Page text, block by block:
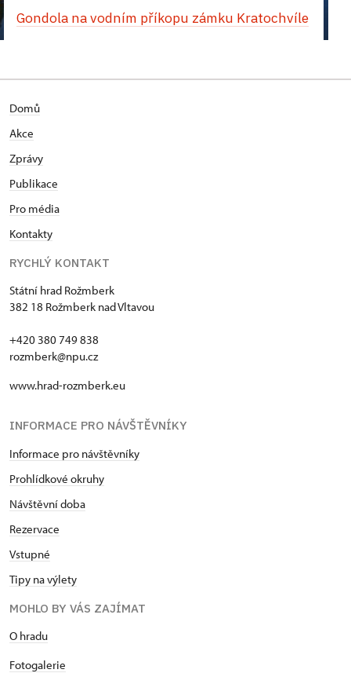
Gondola na vodním příkopu zámku Kratochvíle
Domů
Akce
Zprávy
Publikace
Pro média
Kontakty
RYCHLÝ KONTAKT
Státní hrad Rožmberk
382 18 Rožmberk nad Vltavou
+420 380 749 838
rozmberk@npu.cz
www.hrad-rozmberk.eu
INFORMACE PRO NÁVŠTĚVNÍKY
Informace pro návštěvníky
Prohlídkové okruhy
Návštěvní doba
Rezervace
Vstupné
Tipy na výlety
MOHLO BY VÁS ZAJÍMAT
O hradu
Fotogalerie